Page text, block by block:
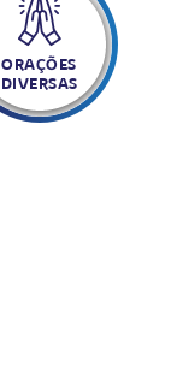
ORAÇÕES
DIVERSAS